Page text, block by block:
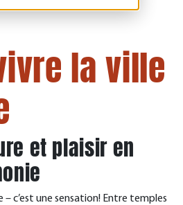
la ville
et plaisir en
– c’est une sensation! Entre temples